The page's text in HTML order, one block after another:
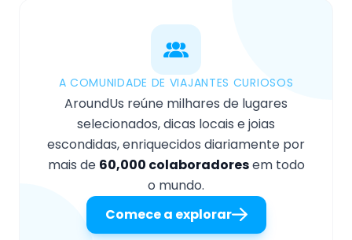
A COMUNIDADE DE VIAJANTES CURIOSOS
AroundUs reúne milhares de lugares
selecionados, dicas locais e joias
escondidas, enriquecidos diariamente por
mais de 60,000 colaboradoresem todo
o mundo.
Comece a explorar